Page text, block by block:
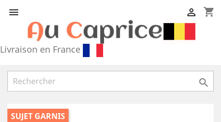
 shopping_cart

Livraison en France

SUJET GARNIS